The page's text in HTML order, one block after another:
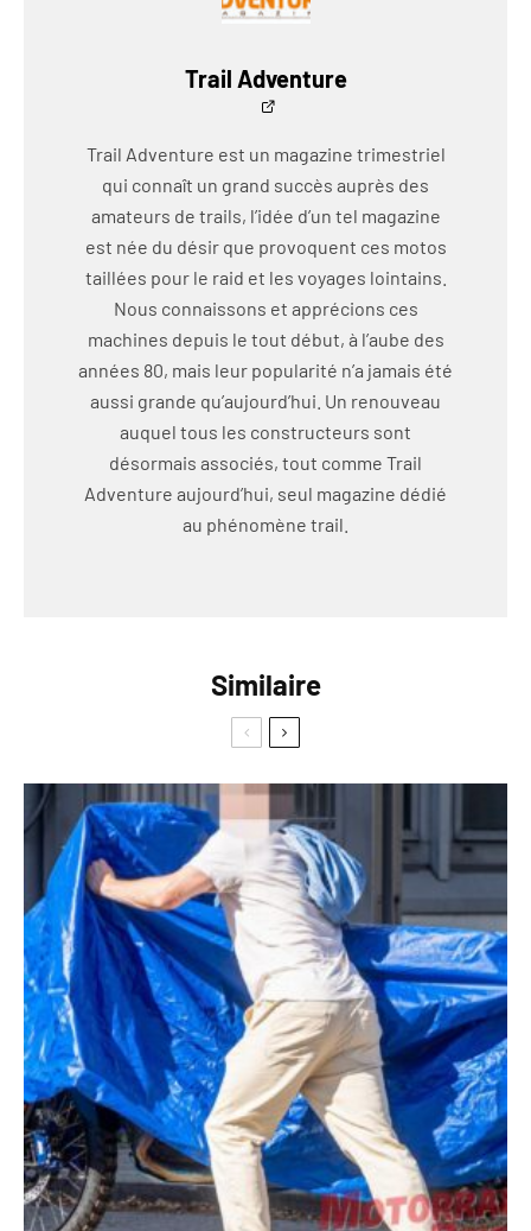
Trail Adventure
Trail Adventure est un magazine trimestriel
qui connaît un grand succès auprès des
amateurs de trails, l’idée d’un tel magazine
est née du désir que provoquent ces motos
taillées pour le raid et les voyages lointains.
Nous connaissons et apprécions ces
machines depuis le tout début, à l’aube des
années 80, mais leur popularité n’a jamais été
aussi grande qu’aujourd’hui. Un renouveau
auquel tous les constructeurs sont
désormais associés, tout comme Trail
Adventure aujourd’hui, seul magazine dédié
au phénomène trail.
Similaire